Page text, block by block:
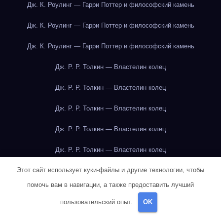
Дж. К. Роулинг — Гарри Поттер и философский камень
Дж. К. Роулинг — Гарри Поттер и философский камень
Дж. К. Роулинг — Гарри Поттер и философский камень
Дж. Р. Р. Толкин — Властелин колец
Дж. Р. Р. Толкин — Властелин колец
Дж. Р. Р. Толкин — Властелин колец
Дж. Р. Р. Толкин — Властелин колец
Дж. Р. Р. Толкин — Властелин колец
Дж. Р. Р. Толкин — Властелин колец
Дж. Р. Р. Толкин — Властелин колец
Дж. Р. Р. Толкин — Властелин колец
Этот сайт использует куки-файлы и другие технологии, чтобы
помочь вам в навигации, а также предоставить лучший
пользовательский опыт. OK